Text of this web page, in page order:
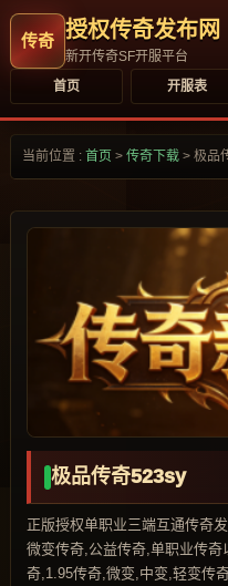
授权传奇发布网
新开传奇SF开服平台
首页
开服表
当前位置 : 首页 > 传奇下载 > 极品
极品传奇523sy
正版授权单职业三端互通传奇
微变传奇,公益传奇,单职业传
奇,1.95传奇,微变,中变,轻变传